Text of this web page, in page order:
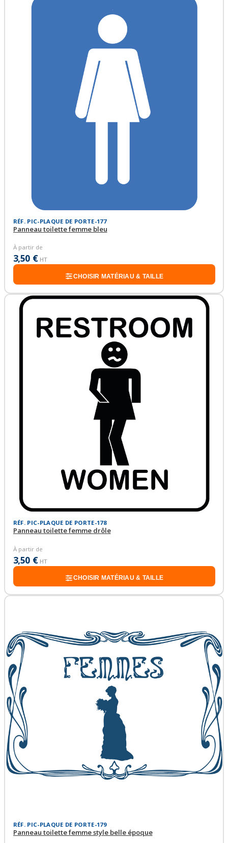
RÉF. PIC-PLAQUE DE PORTE-177
Panneau toilette femme bleu
À partir de
3,50 € HT
CHOISIR MATÉRIAU & TAILLE
RÉF. PIC-PLAQUE DE PORTE-178
Panneau toilette femme drôle
À partir de
3,50 € HT
CHOISIR MATÉRIAU & TAILLE
RÉF. PIC-PLAQUE DE PORTE-179
Panneau toilette femme style belle époque